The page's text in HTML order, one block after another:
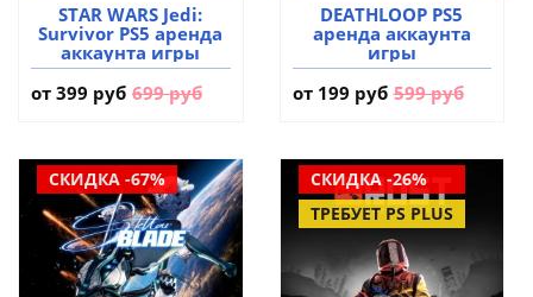
STAR WARS Jedi:
Survivor PS5 аренда
аккаунта игры
от 399 руб 699 руб
DEATHLOOP PS5
аренда аккаунта
игры
от 199 руб 599 руб
СКИДКА -67%
СКИДКА -26%
ТРЕБУЕТ PS PLUS